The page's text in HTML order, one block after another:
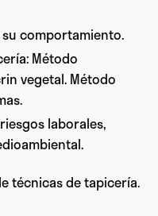
comportamiento.
Método
vegetal. Método
laborales,
técnicas de tapicería.